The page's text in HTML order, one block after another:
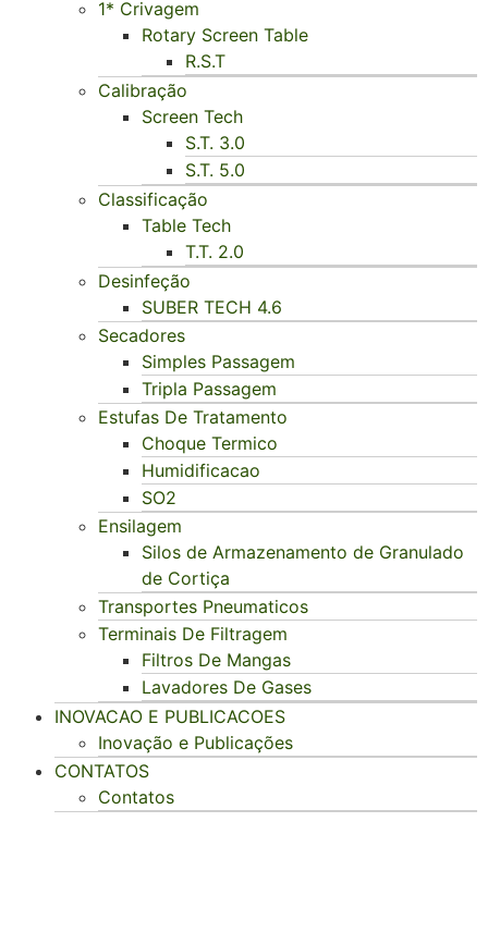
1* Crivagem
Rotary Screen Table
R.S.T
Calibração
Screen Tech
S.T. 3.0
S.T. 5.0
Classificação
Table Tech
T.T. 2.0
Desinfeção
SUBER TECH 4.6
Secadores
Simples Passagem
Tripla Passagem
Estufas De Tratamento
Choque Termico
Humidificacao
SO2
Ensilagem
Silos de Armazenamento de Granulado
de Cortiça
Transportes Pneumaticos
Terminais De Filtragem
Filtros De Mangas
Lavadores De Gases
INOVACAO E PUBLICACOES
Inovação e Publicações
CONTATOS
Contatos